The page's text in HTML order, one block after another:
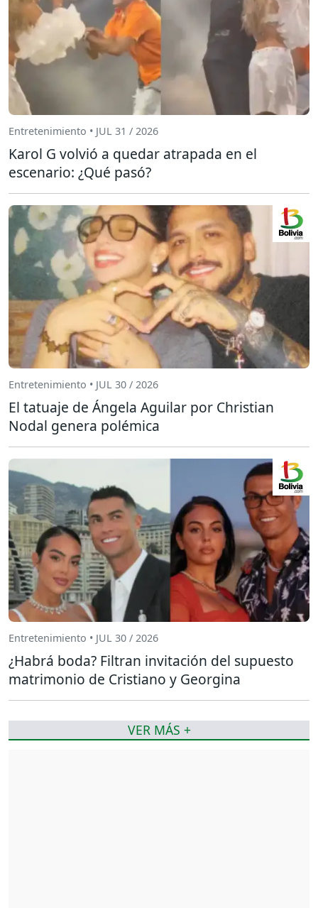
Entretenimiento • JUL 31 / 2026
Karol G volvió a quedar atrapada en el
escenario: ¿Qué pasó?
Entretenimiento • JUL 30 / 2026
El tatuaje de Ángela Aguilar por Christian
Nodal genera polémica
Entretenimiento • JUL 30 / 2026
¿Habrá boda? Filtran invitación del supuesto
matrimonio de Cristiano y Georgina
VER MÁS +